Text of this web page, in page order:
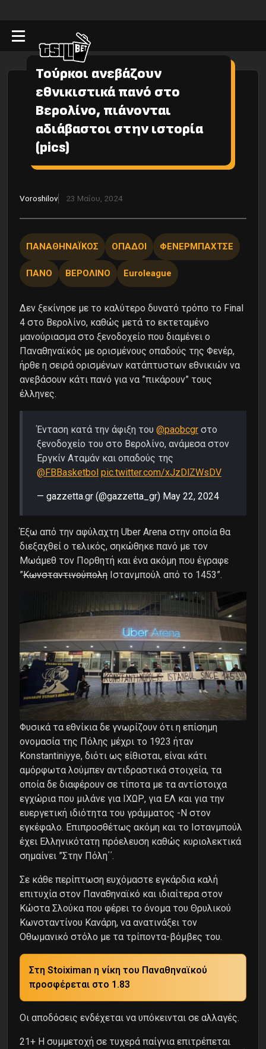
Τούρκοι ανεβάζουν
εθνικιστικά πανό στο
Βερολίνο, πιάνονται
αδιάβαστοι στην ιστορία
(pics)
Voroshilov 23 Μαΐου, 2024
ΠΑΝΑΘΗΝΑΪΚΟΣ ΟΠΑΔΟΙ ΦΕΝΕΡΜΠΑΧΤΣΕ
ΠΑΝΟ ΒΕΡΟΛΙΝΟ Euroleague
Δεν ξεκίνησε με το καλύτερο δυνατό τρόπο το Final
4 στο Βερολίνο, καθώς μετά το εκτεταμένο
μανούριασμα στο ξενοδοχείο που διαμένει ο
Παναθηναϊκός με ορισμένους οπαδούς της Φενέρ,
ήρθε η σειρά ορισμένων κατάπτυστων εθνικιών να
ανεβάσουν κάτι πανό για να ”πικάρουν” τους
έλληνες.
Ένταση κατά την άφιξη του @paobcgr στο
ξενοδοχείο του στο Βερολίνο, ανάμεσα στον
Εργκίν Αταμάν και οπαδούς της
@FBBasketbol pic.twitter.com/xJzDlZWsDV
— gazzetta.gr (@gazzetta_gr) May 22, 2024
Έξω από την αφύλαχτη Uber Arena στην οποία θα
διεξαχθεί ο τελικός, σηκώθηκε πανό με τον
Μωάμεθ τον Πορθητή και ένα ακόμη που έγραφε
”Κωνσταντινούπολη Ιστανμπούλ από το 1453”.
Φυσικά τα εθνίκια δε γνωρίζουν ότι η επίσημη
ονομασία της Πόλης μέχρι το 1923 ήταν
Konstantiniyye, διότι ως είθισται, είναι κάτι
αμόρφωτα λούμπεν αντιδραστικά στοιχεία, τα
οποία δε διαφέρουν σε τίποτα με τα αντίστοιχα
εγχώρια που μιλάνε για ΙΧΩΡ, για ΕΛ και για την
ευεργετική ιδιότητα του γράμματος -Ν στον
εγκέφαλο. Επιπροσθέτως ακόμη και το Ιστανμπούλ
έχει Ελληνικότατη πρόελευση καθώς κυριολεκτικά
σημαίνει ”Στην Πόλη΄΄.
Σε κάθε περίπτωση ευχόμαστε εγκάρδια καλή
επιτυχία στον Παναθηναϊκό και ιδιαίτερα στον
Κώστα Σλούκα που φέρει το όνομα του Θρυλικού
Κωνσταντίνου Κανάρη, να ανατινάξει τον
Οθωμανικό στόλο με τα τρίποντα-βόμβες του.
Στη Stoiximan η νίκη του Παναθηναϊκού
προσφέρεται στo 1.83
Oι αποδόσεις ενδέχεται να υπόκεινται σε αλλαγές.
21+ Η συμμετοχή σε τυχερά παίγνια επιτρέπεται